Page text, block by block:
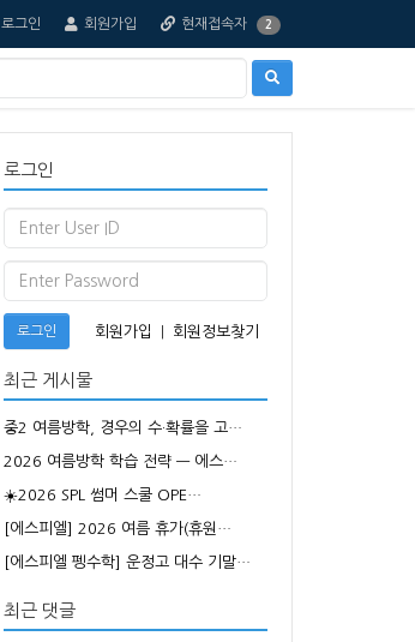
로그인 회원가입 현재접속자 2
로그인
로그인 회원가입 회원정보찾기
최근 게시물
중2 여름방학, 경우의 수·확률을 고…
2026 여름방학 학습 전략 — 에스…
☀️2026 SPL 썸머 스쿨 OPE…
[에스피엘] 2026 여름 휴가(휴원…
[에스피엘 펭수학] 운정고 대수 기말…
최근 댓글